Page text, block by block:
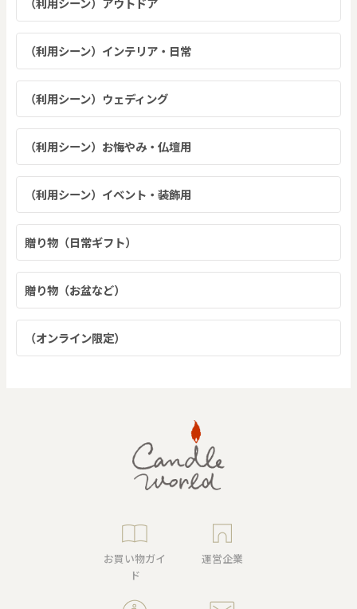
（利用シーン）インテリア・日常
（利用シーン）ウェディング
（利用シーン）お悔やみ・仏壇用
（利用シーン）イベント・装飾用
贈り物（日常ギフト）
贈り物（お盆など）
（オンライン限定）
お買い物ガイ
ド
運営企業